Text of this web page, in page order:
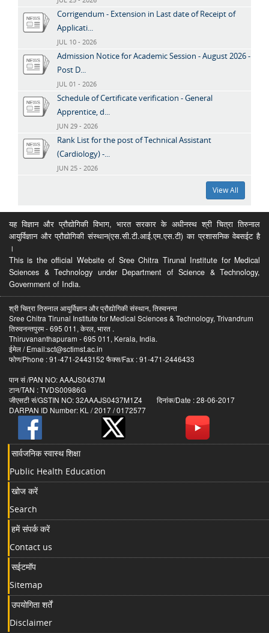
Corrigendum - Extension in Last date of Receipt of
Applicati...
JUL 10 - 2026
Admission Notice for Academic Session - August 2026 -
Post D...
JUL 01 - 2026
Schedule of Certificate verification - General
Apprentice, d...
JUN 29 - 2026
Rank List for the post of Technical Assistant
(Cardiology) -...
JUN 25 - 2026
View All
यह विज्ञान और प्रौद्योगिकी विभाग, भारत सरकार के अधीनस्थ श्री चित्रा तिरुनाल
आयुर्विज्ञान और प्रौद्योगिकी संस्थान(एस.सी.टी.आई.एम.एस.टी) का प्रशासनिक वेबसईट है
।
This is the official Website of Sree Chitra Tirunal Institute for Medical
Sciences & Technology under Department of Science & Technology,
Government of India.
श्री चित्रा तिरुनाल आयुर्विज्ञान और प्रौद्योगिकी संस्थान, तिरुवनन्त
Sree Chitra Tirunal Institute for Medical Sciences & Technology, Trivandrum
तिरुवनन्तपुरम - 695 011, केरल, भारत .
Thiruvananthapuram - 695 011, Kerala, India.
ईमेल / Email:sct@sctimst.ac.in
फोण/Phone : 91-471-2443152 फैक्स/Fax : 91-471-2446433
पान सं /PAN NO: AAAJS0437M
टान/TAN : TVDS00986G
जीएसटी सं/GSTIN NO: 32AAAJS0437M1Z4 दिनांक/Date : 28-06-2017
DARPAN ID Number: KL / 2017 / 0172577
सार्वजनिक स्वास्थ शिक्षा
Public Health Education
खोज करें
Search
हमें संपर्क करें
Contact us
सईटमॉप
Sitemap
उपयोगिता शर्तें
Disclaimer